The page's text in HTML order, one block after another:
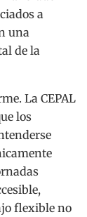
a
una
de la
La CEPAL
los
flexible no